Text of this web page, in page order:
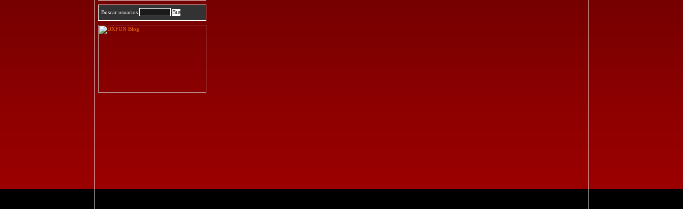
Buscar usuarios